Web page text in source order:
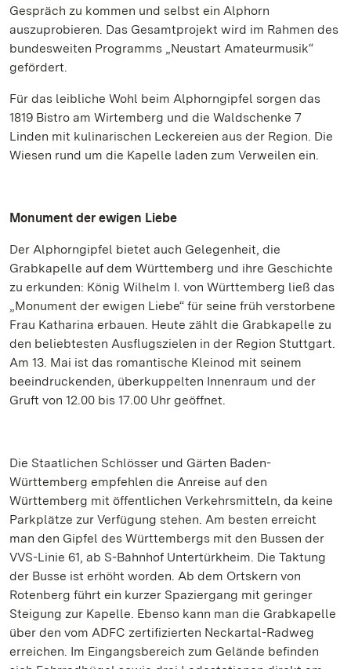
Gespräch zu kommen und selbst ein Alphorn
auszuprobieren. Das Gesamtprojekt wird im Rahmen des
bundesweiten Programms „Neustart Amateurmusik“
gefördert.
Für das leibliche Wohl beim Alphorngipfel sorgen das
1819 Bistro am Wirtemberg und die Waldschenke 7
Linden mit kulinarischen Leckereien aus der Region. Die
Wiesen rund um die Kapelle laden zum Verweilen ein.
Monument der ewigen Liebe
Der Alphorngipfel bietet auch Gelegenheit, die
Grabkapelle auf dem Württemberg und ihre Geschichte
zu erkunden: König Wilhelm I. von Württemberg ließ das
„Monument der ewigen Liebe“ für seine früh verstorbene
Frau Katharina erbauen. Heute zählt die Grabkapelle zu
den beliebtesten Ausflugszielen in der Region Stuttgart.
Am 13. Mai ist das romantische Kleinod mit seinem
beeindruckenden, überkuppelten Innenraum und der
Gruft von 12.00 bis 17.00 Uhr geöffnet.
Die Staatlichen Schlösser und Gärten Baden-
Württemberg empfehlen die Anreise auf den
Württemberg mit öffentlichen Verkehrsmitteln, da keine
Parkplätze zur Verfügung stehen. Am besten erreicht
man den Gipfel des Württembergs mit den Bussen der
VVS-Linie 61, ab S-Bahnhof Untertürkheim. Die Taktung
der Busse ist erhöht worden. Ab dem Ortskern von
Rotenberg führt ein kurzer Spaziergang mit geringer
Steigung zur Kapelle. Ebenso kann man die Grabkapelle
über den vom ADFC zertifizierten Neckartal-Radweg
erreichen. Im Eingangsbereich zum Gelände befinden